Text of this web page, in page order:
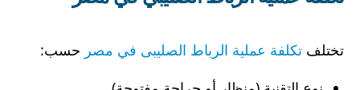
تختلف تكلفة عملية الرباط الصليبى في مصر حسب: